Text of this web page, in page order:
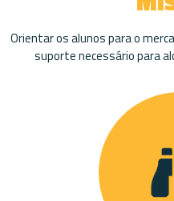
Orientar os alunos para o
suporte necessário para